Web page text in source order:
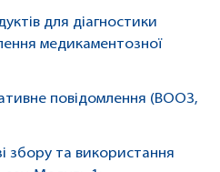
для діагностики
медикаментозної
повідомлення (ВООЗ,
збору та використання